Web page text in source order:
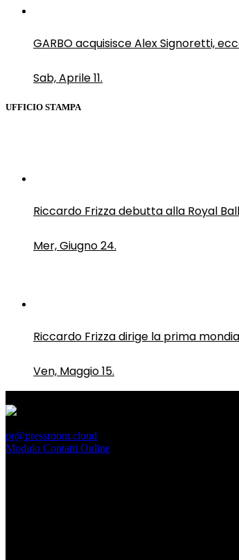
GARBO acquisisce Alex Signoretti,
Sab, Aprile 11.
UFFICIO STAMPA
Riccardo Frizza debutta alla Royal
Mer, Giugno 24.
Riccardo Frizza dirige la prima
Ven, Maggio 15.
pr@pressroom.cloud
Modulo Contatti Online